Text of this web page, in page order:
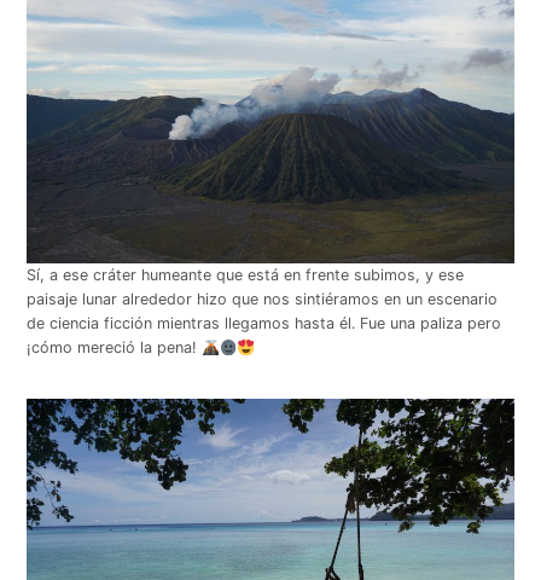
Sí, a ese cráter humeante que está en frente subimos, y ese
paisaje lunar alrededor hizo que nos sintiéramos en un escenario
de ciencia ficción mientras llegamos hasta él. Fue una paliza pero
¡cómo mereció la pena!